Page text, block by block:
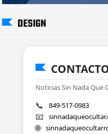
DESIGN
Noticias Sin Nada Que
📞 849-517-0983
📧
🌐